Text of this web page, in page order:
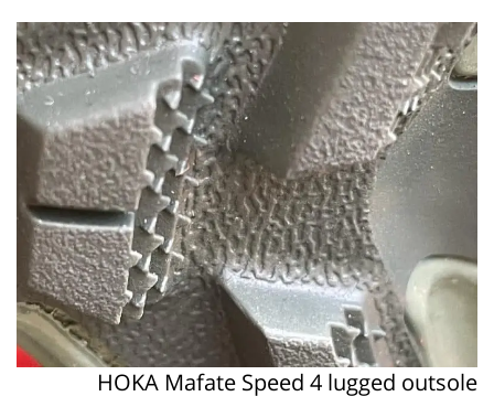
HOKA Mafate Speed 4 lugged outsole